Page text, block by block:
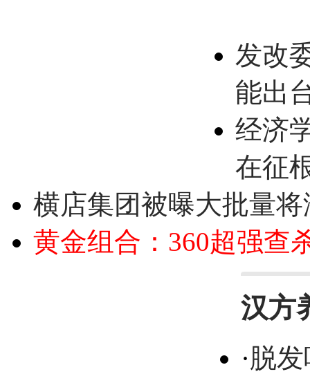
发改
能出
经济
在征
横店集团被曝大批量
黄金组合：360超强查
汉方
·脱